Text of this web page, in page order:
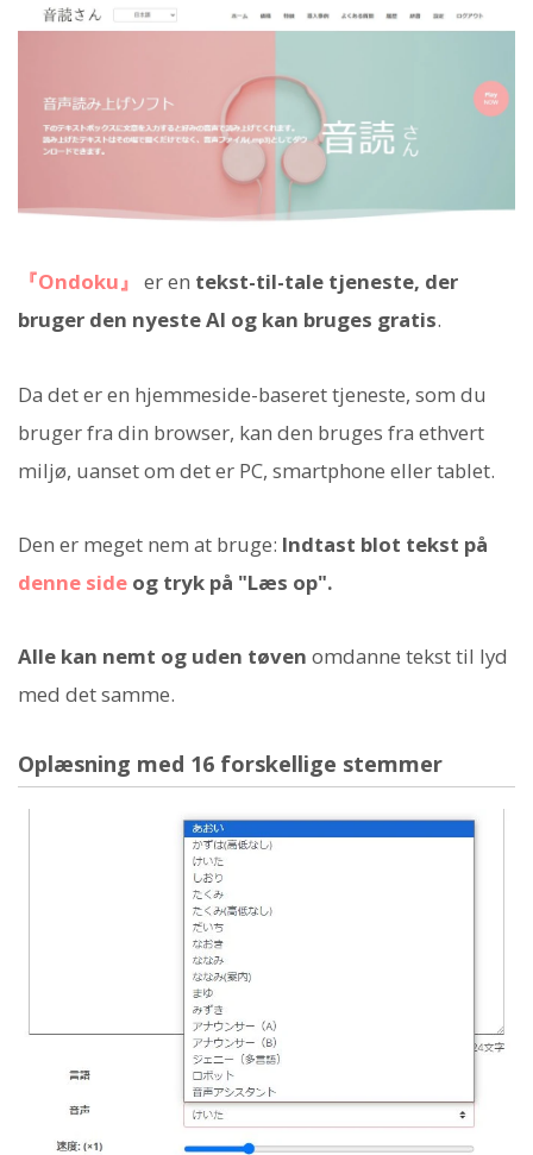
『Ondoku』 er en tekst-til-tale tjeneste, der
bruger den nyeste AI og kan bruges gratis.
Da det er en hjemmeside-baseret tjeneste, som du
bruger fra din browser, kan den bruges fra ethvert
miljø, uanset om det er PC, smartphone eller tablet.
Den er meget nem at bruge: Indtast blot tekst på
denne side og tryk på "Læs op".
Alle kan nemt og uden tøven omdanne tekst til lyd
med det samme.
Oplæsning med 16 forskellige stemmer